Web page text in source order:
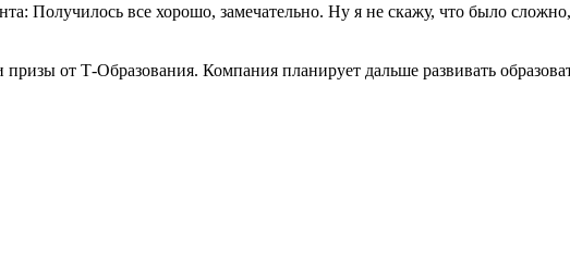
Получилось все хорошо, замечательно. Ну я не скажу, что было
от Т-Образования. Компания планирует дальше развивать